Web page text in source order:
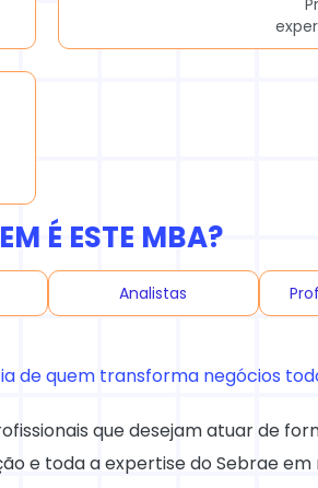
É ESTE MBA?
Analistas
de quem transforma negócios
que desejam atuar de
e toda a expertise do Sebrae